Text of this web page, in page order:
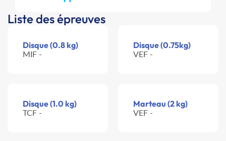
Liste des épreuves
Disque (0.8 kg)
MIF -
Disque (0.75kg)
VEF -
Disque (1.0 kg)
TCF -
Marteau (2 kg)
VEF -